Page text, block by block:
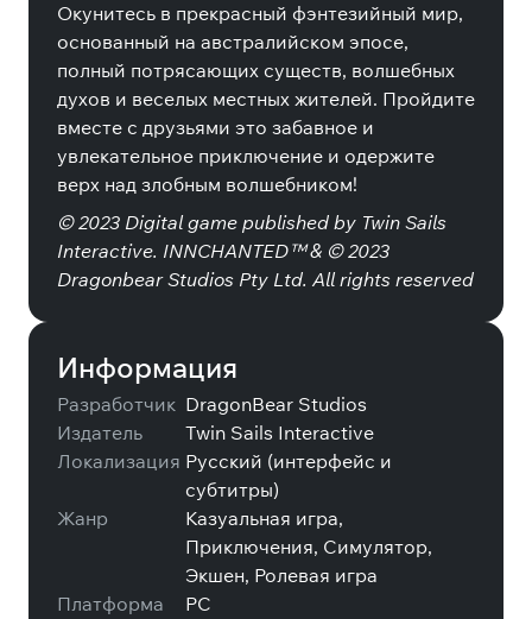
Окунитесь в прекрасный фэнтезийный мир,
основанный на австралийском эпосе,
полный потрясающих существ, волшебных
духов и веселых местных жителей. Пройдите
вместе с друзьями это забавное и
увлекательное приключение и одержите
верх над злобным волшебником!
© 2023 Digital game published by Twin Sails
Interactive. INNCHANTED™ & © 2023
Dragonbear Studios Pty Ltd. All rights reserved
Информация
Разработчик DragonBear Studios
Издатель
Twin Sails Interactive
Локализация Русский (интерфейс и
субтитры)
Жанр
Казуальная игра,
Приключения, Симулятор,
Экшен, Ролевая игра
Платформа
PC